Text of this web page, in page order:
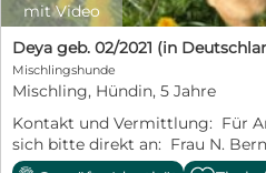
mit Video
Mischlingshunde
Mischling, Hündin, 5 Jahre
Kontakt und Vermittlung: Für
sich bitte direkt an: Frau N.
n.bernhardt@sos-dogs.de oder